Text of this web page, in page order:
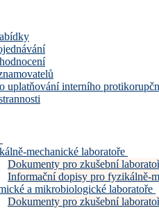
uplatňování interního
mechanické laboratoře
Dokumenty pro zkušební
Informační dopisy pro fyzikálně-
a mikrobiologické laboratoře
Dokumenty pro zkušební